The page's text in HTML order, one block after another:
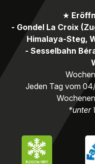
★
- Gondel La Croix
Himalaya-Steg,
- Sesselbahn
Jeden Tag vom
*unter